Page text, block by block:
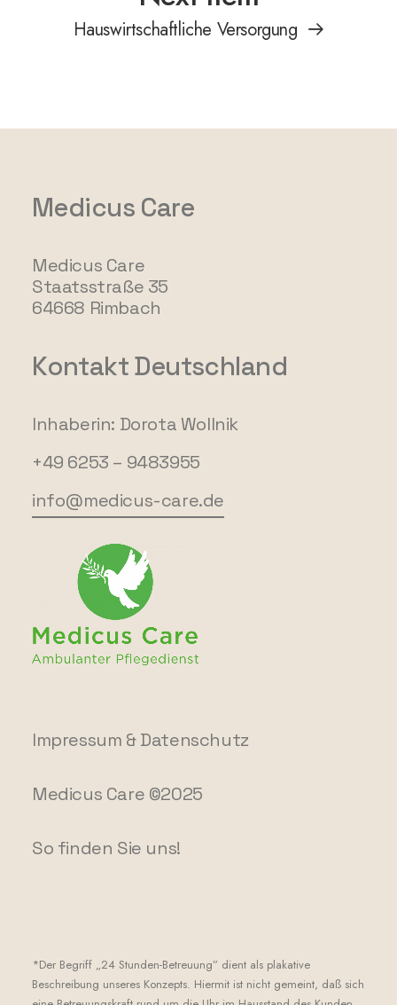
Hauswirtschaftliche Versorgung
Medicus Care
Medicus Care
Staatsstraße 35
64668 Rimbach
Kontakt Deutschland
Inhaberin: Dorota Wollnik
+49 6253 – 9483955
info@medicus-care.de
Impressum & Datenschutz
Medicus Care ©2025
So finden Sie uns!
*Der Begriff „24 Stunden-Betreuung” dient als plakative
Beschreibung unseres Konzepts. Hiermit ist nicht gemeint, daß sich